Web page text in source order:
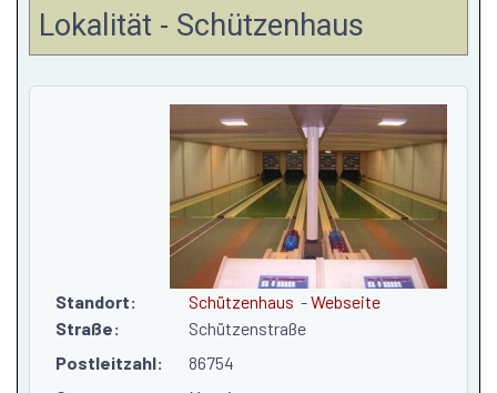
Lokalität - Schützenhaus
Standort: Schützenhaus -Webseite
Straße:
Schützenstraße
Postleitzahl:
86754